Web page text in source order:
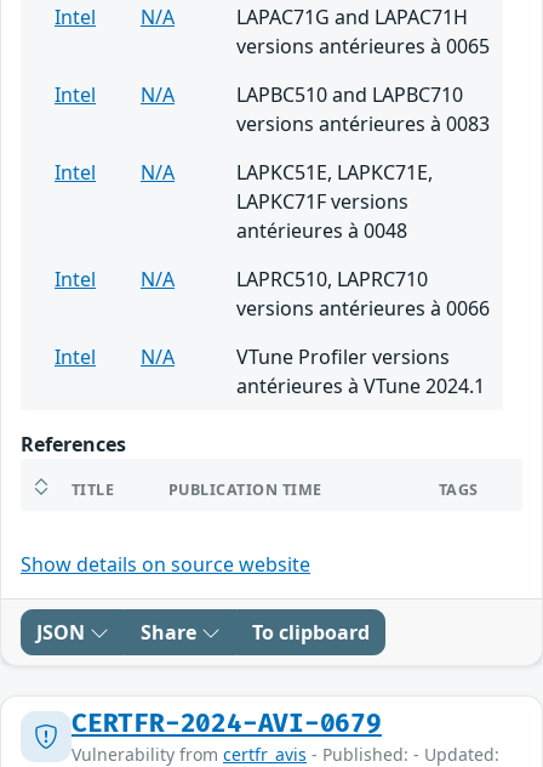
Intel N/A
LAPAC71G and LAPAC71H
versions antérieures à 0065
Intel
N/A
LAPBC510 and LAPBC710
versions antérieures à 0083
Intel
N/A
LAPKC51E, LAPKC71E,
LAPKC71F versions
antérieures à 0048
Intel
N/A
LAPRC510, LAPRC710
versions antérieures à 0066
Intel
N/A
VTune Profiler versions
antérieures à VTune 2024.1
References
TITLE PUBLICATION TIME TAGS
Show details on source website
JSON Share To clipboard
CERTFR-2024-AVI-0679
Vulnerability from certfr_avis - Published: - Updated: